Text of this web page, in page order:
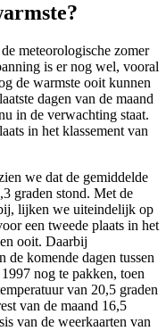
meteorologische zomer
is er nog wel, vooral
de warmste ooit kunnen
dagen van de maand
in de verwachting staat.
in het klassement van
we dat de gemiddelde
graden stond. Met de
lijken we uiteindelijk op
een tweede plaats in het
ooit. Daarbij
de komende dagen tussen
nog te pakken, toen
van 20,5 graden
van de maand 16,5
van de weerkaarten van